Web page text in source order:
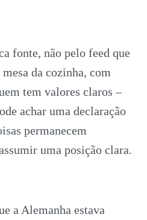
fonte, não pelo feed que
da cozinha, com
tem valores claros –
achar uma declaração
permanecem
uma posição clara.
a Alemanha estava